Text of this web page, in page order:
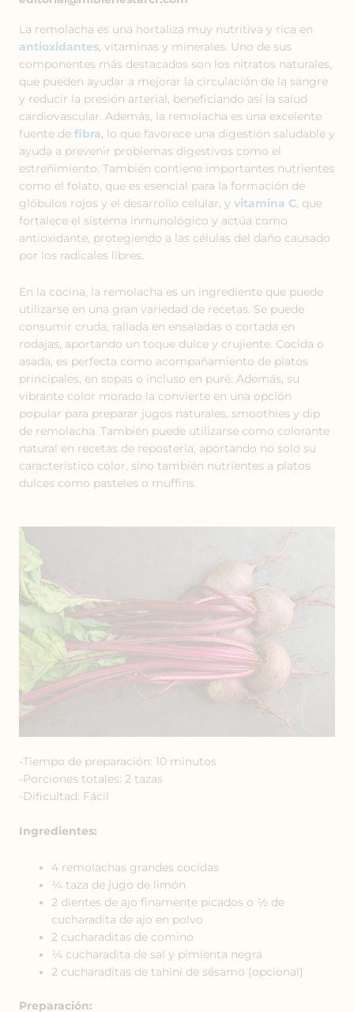
La remolacha es una hortaliza muy nutritiva y rica en
antioxidantes , vitaminas y minerales. Uno de sus
componentes más destacados son los nitratos naturales,
que pueden ayudar a mejorar la circulación de la sangre
y reducir la presión arterial, beneficiando así la salud
cardiovascular. Además, la remolacha es una excelente
fuente de fibra , lo que favorece una digestión saludable y
ayuda a prevenir problemas digestivos como el
estreñimiento. También contiene importantes nutrientes
como el folato, que es esencial para la formación de
glóbulos rojos y el desarrollo celular, y vitamina C , que
fortalece el sistema inmunológico y actúa como
antioxidante, protegiendo a las células del daño causado
por los radicales libres.
En la cocina, la remolacha es un ingrediente que puede
utilizarse en una gran variedad de recetas. Se puede
consumir cruda, rallada en ensaladas o cortada en
rodajas, aportando un toque dulce y crujiente. Cocida o
asada, es perfecta como acompañamiento de platos
principales, en sopas o incluso en puré. Además, su
vibrante color morado la convierte en una opción
popular para preparar jugos naturales, smoothies y dip
de remolacha. También puede utilizarse como colorante
natural en recetas de repostería, aportando no solo su
característico color, sino también nutrientes a platos
dulces como pasteles o muffins.
-Tiempo de preparación: 10 minutos
-Porciones totales: 2 tazas
-Dificultad: Fácil
Ingredientes:
4 remolachas grandes cocidas
¼ taza de jugo de limón
2 dientes de ajo finamente picados o ½ de
cucharadita de ajo en polvo
2 cucharaditas de comino
¼ cucharadita de sal y pimienta negra
2 cucharaditas de tahini de sésamo (opcional)
Preparación: